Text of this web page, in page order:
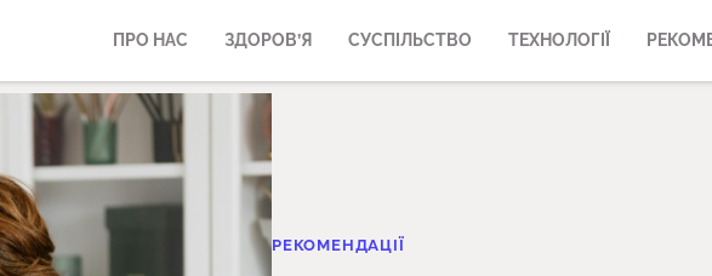
ПРО НАС ЗДОРОВ’Я СУСПІЛЬСТВО ТЕХНОЛОГІЇ
РЕКОМЕНДАЦІЇ